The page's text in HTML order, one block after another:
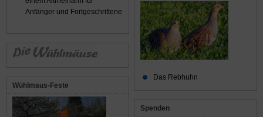
Das Rebhuhn
Spenden
Anfänger und Fortgeschrittene
Wühlmaus-Feste